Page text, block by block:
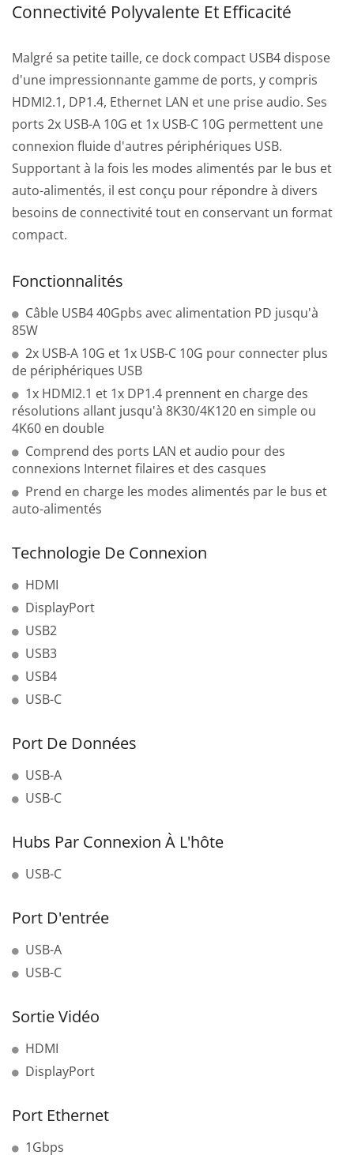
Connectivité Polyvalente Et Efficacité
Malgré sa petite taille, ce dock compact USB4 dispose
d'une impressionnante gamme de ports, y compris
HDMI2.1, DP1.4, Ethernet LAN et une prise audio. Ses
ports 2x USB-A 10G et 1x USB-C 10G permettent une
connexion fluide d'autres périphériques USB.
Supportant à la fois les modes alimentés par le bus et
auto-alimentés, il est conçu pour répondre à divers
besoins de connectivité tout en conservant un format
compact.
Fonctionnalités
Câble USB4 40Gpbs avec alimentation PD jusqu'à
85W
2x USB-A 10G et 1x USB-C 10G pour connecter plus
de périphériques USB
1x HDMI2.1 et 1x DP1.4 prennent en charge des
résolutions allant jusqu'à 8K30/4K120 en simple ou
4K60 en double
Comprend des ports LAN et audio pour des
connexions Internet filaires et des casques
Prend en charge les modes alimentés par le bus et
auto-alimentés
Technologie De Connexion
HDMI
DisplayPort
USB2
USB3
USB4
USB-C
Port De Données
USB-A
USB-C
Hubs Par Connexion À L'hôte
USB-C
Port D'entrée
USB-A
USB-C
Sortie Vidéo
HDMI
DisplayPort
Port Ethernet
1Gbps